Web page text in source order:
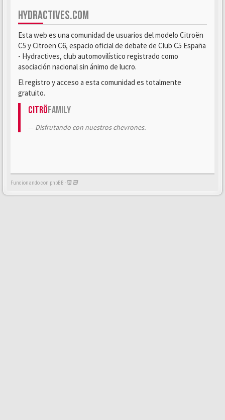
HYDRACTIVES.COM
Esta web es una comunidad de usuarios del modelo Citroën
C5 y Citroën C6, espacio oficial de debate de Club C5 España
- Hydractives, club automovilístico registrado como
asociación nacional sin ánimo de lucro.
El registro y acceso a esta comunidad es totalmente
gratuito.
CitröFamily
Disfrutando con nuestros chevrones.
Funcionando con phpBB -